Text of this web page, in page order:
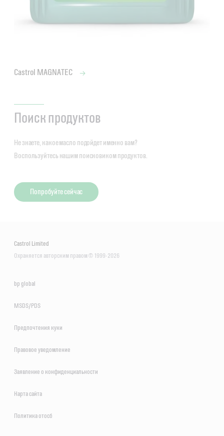
Castrol MAGNATEC
Поиск продуктов
Не знаете, какое масло подойдет именно вам?
Воспользуйтесь нашим поисковиком продуктов.
Попробуйте сейчас
Castrol Limited
Охраняется авторским правом © 1999-2026
bp global
MSDS/PDS
Предпочтения куки
Правовое уведомление
Заявление о конфиденциальности
Карта сайта
Политика отосб